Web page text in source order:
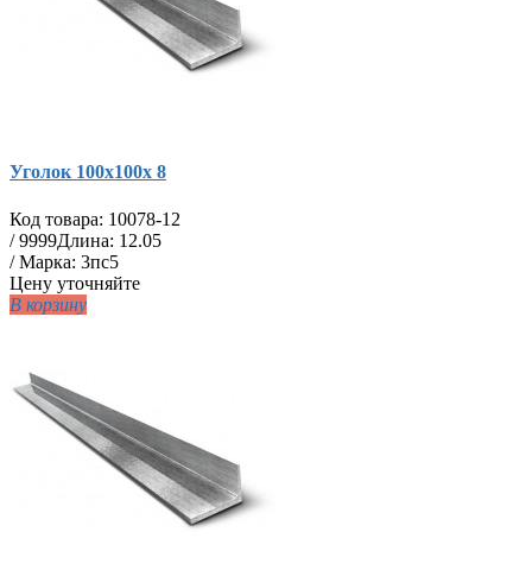
Уголок 100х100х 8
Код товара: 10078-12
/9999Длина: 12.05
/ Марка: 3пс5
Цену уточняйте
В корзину